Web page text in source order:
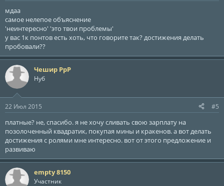
мдаа
самое нелепое объяснение
'неинтересно' 'это твои проблемы'
у вас 1к понтов есть хоть, что говорите так? достижения делать
пробовали??
Чешир РрР
Нуб
22 Июл 2015 #5
платные? не, спасибо. я не хочу сливать свою зарплату на
позолоченный квадратик, покупая мины и кракенов. а вот делать
достижения с ролями мне интересно. вот от этого предложение и
развиваю
empty 8150
Участник